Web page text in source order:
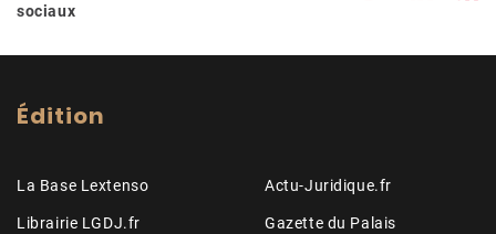
sociaux
Édition
La Base Lextenso
Librairie LGDJ.fr
Actu-Juridique.fr
Gazette du Palais